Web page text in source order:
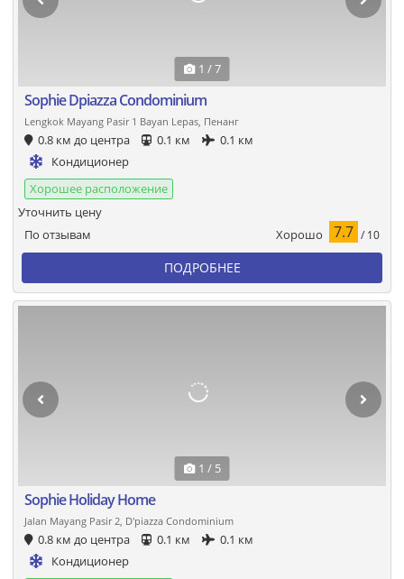
1 / 7
Sophie Dpiazza Condominium
Lengkok Mayang Pasir 1 Bayan Lepas, Пенанг
0.8 км до центра 0.1 км
0.1 км
Кондиционер
Хорошее расположение
По отзывам Хорошо 7.7 / 10
Уточнить цену
ПОДРОБНЕЕ
1 / 5
Sophie Holiday Home
Jalan Mayang Pasir 2, D'piazza Condominium
0.8 км до центра 0.1 км
0.1 км
Кондиционер